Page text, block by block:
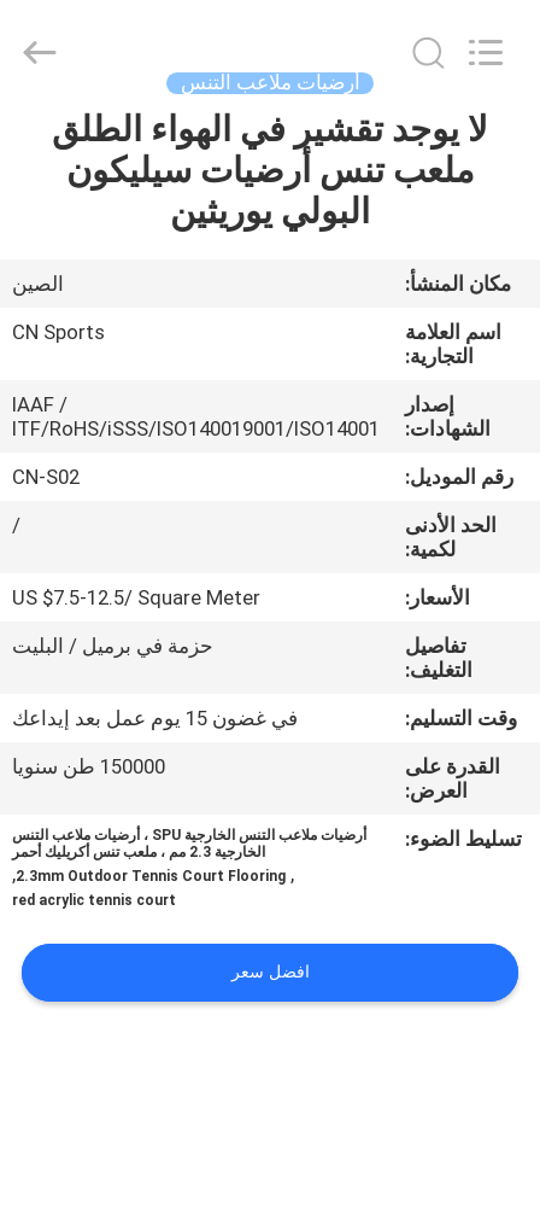
مسكن
معلومات
عنا
المعمل
مراقبة
الجودة
اتصل
بنا
اطلب
اقتباس
الموقع
Materials
أرضيات ملاعب التنس
لا يوجد تقشير في الهواء الطلق
ملعب تنس أرضيات سيليكون
البولي يوريثين
مكان المنشأ:
الصين
اسم العلامة
التجارية:
CN Sports
إصدار
الشهادات:
IAAF /
ITF/RoHS/iSSS/ISO140019001/ISO14001
رقم الموديل:
CN-S02
الحد الأدنى
لكمية:
/
الأسعار:
US $7.5-12.5/ Square Meter
تفاصيل
التغليف:
حزمة في برميل / البليت
وقت التسليم:
في غضون 15 يوم عمل بعد إيداعك
القدرة على
العرض:
150000 طن سنويا
تسليط الضوء:
أرضيات ملاعب التنس الخارجية SPU ، أرضيات ملاعب التنس
الخارجية 2.3 مم ، ملعب تنس أكريليك أحمر
,
2.3mm Outdoor Tennis Court Flooring
,
red acrylic tennis court
افضل سعر